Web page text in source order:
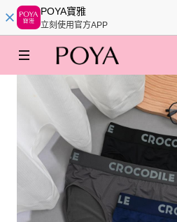
POYA寶雅
立刻使用官方APP